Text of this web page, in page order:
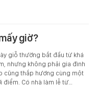
giờ?
giỗ thường bắt đầu từ khá
nhưng không phải gia đình
cũng thắp hương cùng một
điểm. Có nhà làm lễ từ…